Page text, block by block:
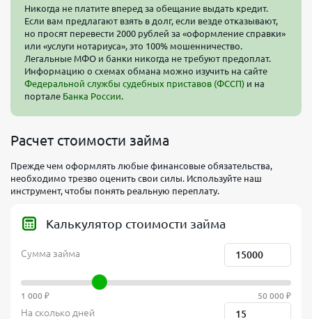
Никогда не платите вперед за обещание выдать кредит.
Если вам предлагают взять в долг, если везде отказывают,
но просят перевести 2000 рублей за «оформление справки»
или «услуги нотариуса», это 100% мошенничество.
Легальные МФО и банки никогда не требуют предоплат.
Информацию о схемах обмана можно изучить на сайте
Федеральной службы судебных приставов (ФССП) и на
портале Банка России.
Расчет стоимости займа
Прежде чем оформлять любые финансовые обязательства,
необходимо трезво оценить свои силы. Используйте наш
инструмент, чтобы понять реальную переплату.
Калькулятор стоимости займа
Сумма займа
1 000 ₽ 50 000 ₽
На сколько дней